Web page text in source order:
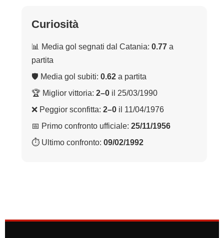
Curiosità
📊 Media gol segnati dal Catania: 0.77 a
partita
🛡 Media gol subiti: 0.62 a partita
🏆 Miglior vittoria: 2–0 il 25/03/1990
❌ Peggior sconfitta: 2–0 il 11/04/1976
📅 Primo confronto ufficiale: 25/11/1956
⏱ Ultimo confronto: 09/02/1992